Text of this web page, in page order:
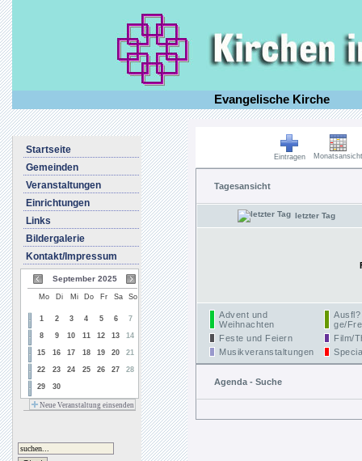
Evangelische Kirche
Startseite
Gemeinden
Veranstaltungen
Einrichtungen
Links
Bildergalerie
Kontakt/Impressum
September 2025
Mo Di Mi Do Fr Sa So
1 2 3 4 5 6 7
8 9 10 11 12 13 14
15 16 17 18 19 20 21
22 23 24 25 26 27 28
29 30
Neue Veranstaltung einsenden
Eintragen Monatsansicht
Tagesansicht
letzter Tag
Advent und
Weihnachten
Ausfl?
ge/
Feste und Feiern
Film/
Musikveranstaltungen
Agenda - Suche